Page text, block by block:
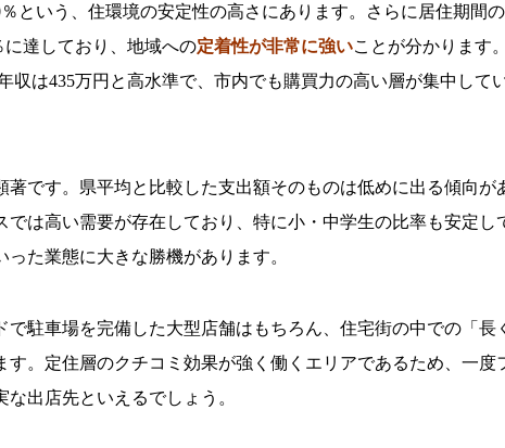
という、住環境の安定性の高さにあります。さらに居住期間
に達しており、地域への定着性が非常に強いことが分かります
収は435万円と高水準で、市内でも購買力の高い層が集中して
です。県平均と比較した支出額そのものは低めに出る傾向が
では高い需要が存在しており、特に小・中学生の比率も安定し
った業態に大きな勝機があります。
駐車場を完備した大型店舗はもちろん、住宅街の中での「長
す。定住層のクチコミ効果が強く働くエリアであるため、一度
出店先といえるでしょう。